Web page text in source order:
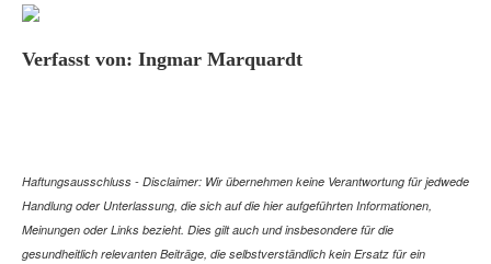
Verfasst von: Ingmar Marquardt
Haftungsausschluss - Disclaimer: Wir übernehmen keine Verantwortung für jedwede
Handlung oder Unterlassung, die sich auf die hier aufgeführten Informationen,
Meinungen oder Links bezieht. Dies gilt auch und insbesondere für die
gesundheitlich relevanten Beiträge, die selbstverständlich kein Ersatz für ein